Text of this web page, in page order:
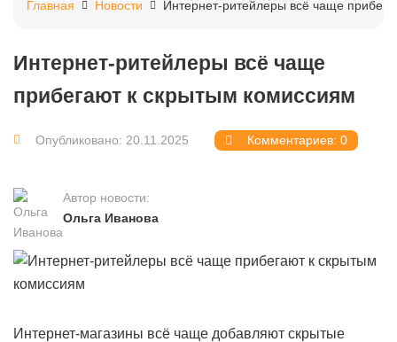
Главная Новости Интернет-ритейлеры всё чаще
Интернет-ритейлеры всё чаще
прибегают к скрытым комиссиям
Опубликовано: 20.11.2025 Комментариев: 0
Автор новости:
Ольга Иванова
Интернет-магазины всё чаще добавляют скрытые